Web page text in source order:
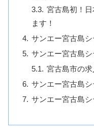
宮古島初！
ます！
サンエー宮古島
サンエー宮古島
宮古島市の
サンエー宮古島シ
サンエー宮古島